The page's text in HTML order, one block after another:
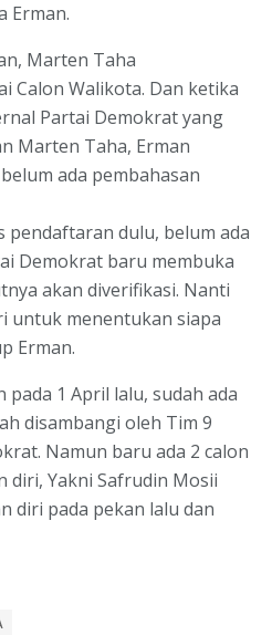
Erman.
Marten Taha
Calon Walikota. Dan ketika
Partai Demokrat yang
Marten Taha, Erman
ada pembahasan
pendaftaran dulu, belum ada
Demokrat baru membuka
akan diverifikasi. Nanti
untuk menentukan siapa
Erman.
1 April lalu, sudah ada
disambangi oleh Tim 9
Namun baru ada 2 calon
diri, Yakni Safrudin Mosii
diri pada pekan lalu dan